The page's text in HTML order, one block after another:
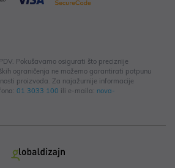
Pokušavamo osigurati što preciznije
ograničenja ne možemo garantirati potpunu
proizvoda. Za najažurnije informacije
01 3033 100 ili e-maila: nova-